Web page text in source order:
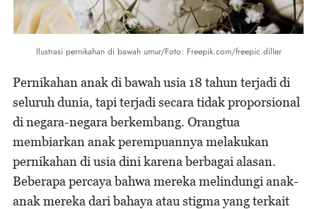
Ilustrasi pernikahan di bawah umur/Foto: Freepik.com/freepic.diller
Pernikahan anak di bawah usia 18 tahun terjadi di
seluruh dunia, tapi terjadi secara tidak proporsional
di negara-negara berkembang. Orangtua
membiarkan anak perempuannya melakukan
pernikahan di usia dini karena berbagai alasan.
Beberapa percaya bahwa mereka melindungi anak-
anak mereka dari bahaya atau stigma yang terkait